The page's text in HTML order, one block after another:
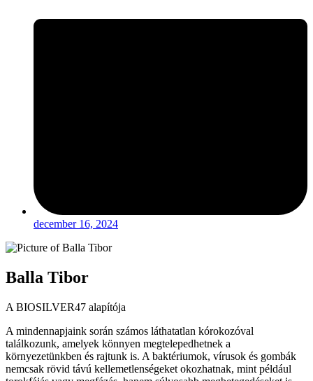
december 16, 2024
Balla Tibor
A BIOSILVER47 alapítója
A mindennapjaink során számos láthatatlan kórokozóval
találkozunk, amelyek könnyen megtelepedhetnek a
környezetünkben és rajtunk is. A baktériumok, vírusok és gombák
nemcsak rövid távú kellemetlenségeket okozhatnak, mint például